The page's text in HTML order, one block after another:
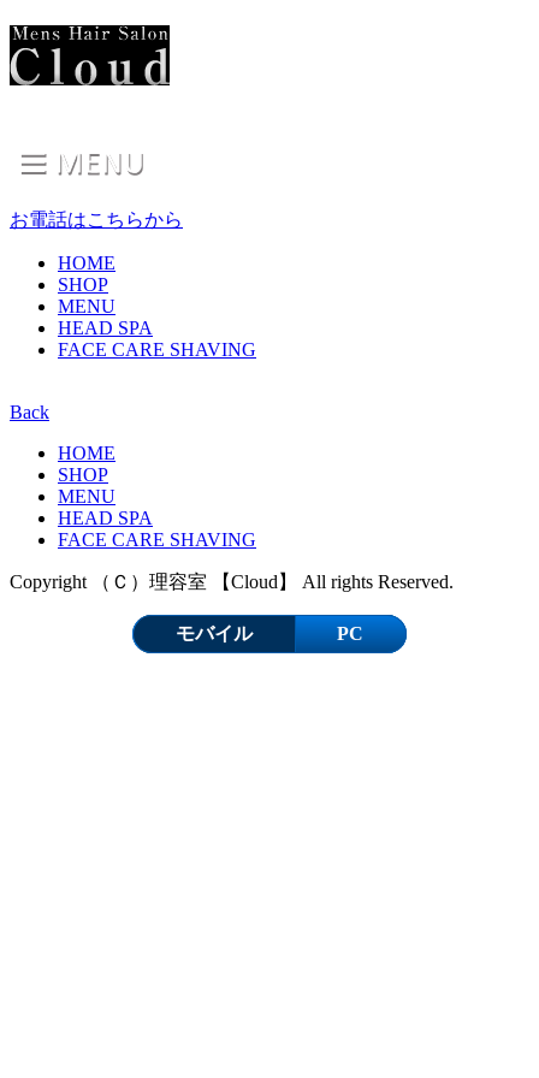
お電話はこちらから
HOME
SHOP
MENU
HEAD SPA
FACE CARE SHAVING
Back
HOME
SHOP
MENU
HEAD SPA
FACE CARE SHAVING
Copyright （Ｃ）理容室 【Cloud】 All rights Reserved.
モバイル PC